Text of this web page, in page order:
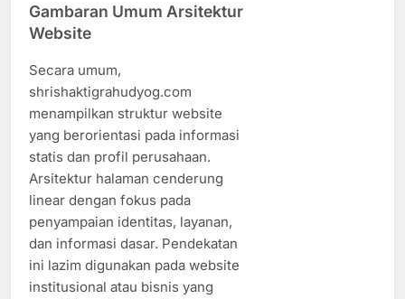
Gambaran Umum Arsitektur
Website
Secara umum,
shrishaktigrahudyog.com
menampilkan struktur website
yang berorientasi pada informasi
statis dan profil perusahaan.
Arsitektur halaman cenderung
linear dengan fokus pada
penyampaian identitas, layanan,
dan informasi dasar. Pendekatan
ini lazim digunakan pada website
institusional atau bisnis yang